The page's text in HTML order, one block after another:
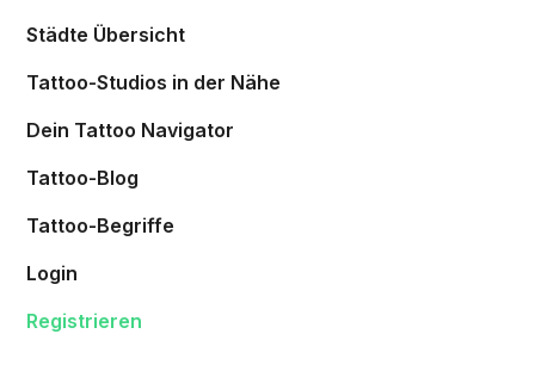
Städte Übersicht
Tattoo-Studios in der Nähe
Dein Tattoo Navigator
Tattoo-Blog
Tattoo-Begriffe
Login
Registrieren